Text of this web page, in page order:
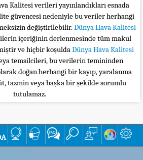
Kalitesi verileri yayınlandıkları esnada
güvencesi nedeniyle bu veriler herhangi
değiştirilebilir.Dünya Hava Kalitesi
içeriğinin derlenmesinde tüm makul
ve hiçbir koşuldaDünya Hava Kalitesi
temsilcileri, bu verilerin temininden
doğan herhangi bir kayıp, yaralanma
tazmin veya başka bir şekilde sorumlu
tutulamaz.